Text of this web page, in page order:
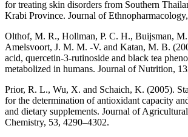
for treating skin disorders from Southern
Krabi Province. Journal of
Olthof, M. R., Hollman, P. C. H., Buijsman,
Amelsvoort, J. M. M. -V. and Katan, M. B.
acid, quercetin-3-rutinoside and black tea
metabolized in humans. Journal of Nutrition,
Prior, R. L., Wu, X. and Schaich, K. (2005).
for the determination of antioxidant capacity
and dietary supplements. Journal of
Chemistry, 53, 4290–4302.